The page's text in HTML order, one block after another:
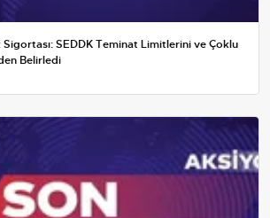
SEDDK Teminat Limitlerini ve Çoklu
Belirledi